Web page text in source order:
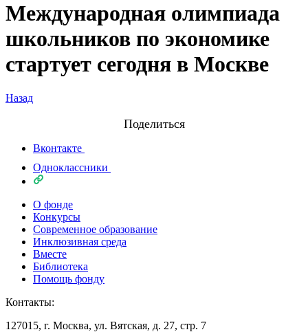
Международная олимпиада
школьников по экономике
стартует сегодня в Москве
Назад
Поделиться
Вконтакте
Одноклассники
О фонде
Конкурсы
Современное образование
Инклюзивная среда
Вместе
Библиотека
Помощь фонду
Контакты:
127015, г. Москва, ул. Вятская, д. 27, стр. 7